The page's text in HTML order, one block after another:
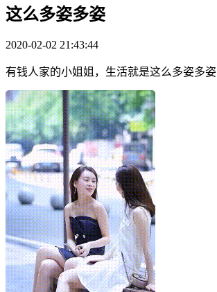
这么多姿多姿
2020-02-02 21:43:44
有钱人家的小姐姐，生活就是这么多姿多姿